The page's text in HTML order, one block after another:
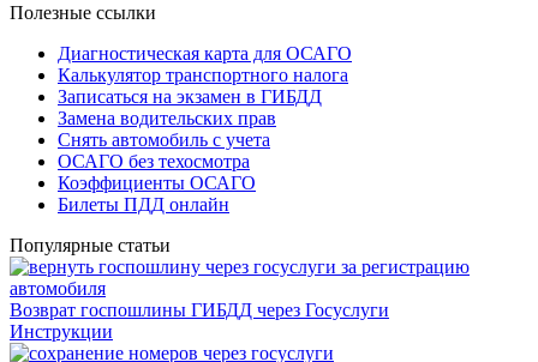
Полезные ссылки
Диагностическая карта для ОСАГО
Калькулятор транспортного налога
Записаться на экзамен в ГИБДД
Замена водительских прав
Снять автомобиль с учета
ОСАГО без техосмотра
Коэффициенты ОСАГО
Билеты ПДД онлайн
Популярные статьи
Возврат госпошлины ГИБДД через Госуслуги
Инструкции